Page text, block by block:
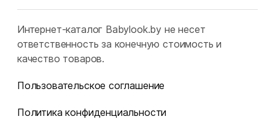
Интернет-каталог Babylook.by не несет
ответственность за конечную стоимость и
качество товаров.
Пользовательское соглашение
Политика конфиденциальности